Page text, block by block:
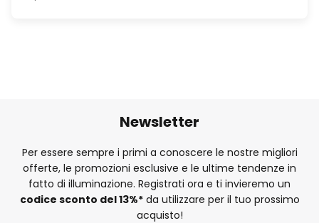
Newsletter
Per essere sempre i primi a conoscere le nostre migliori
offerte, le promozioni esclusive e le ultime tendenze in
fatto di illuminazione. Registrati ora e ti invieremo un
codice sconto del13%*da utilizzare per il tuo prossimo
acquisto!